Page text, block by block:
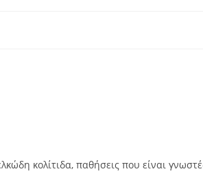
κολίτιδα, παθήσεις που είναι